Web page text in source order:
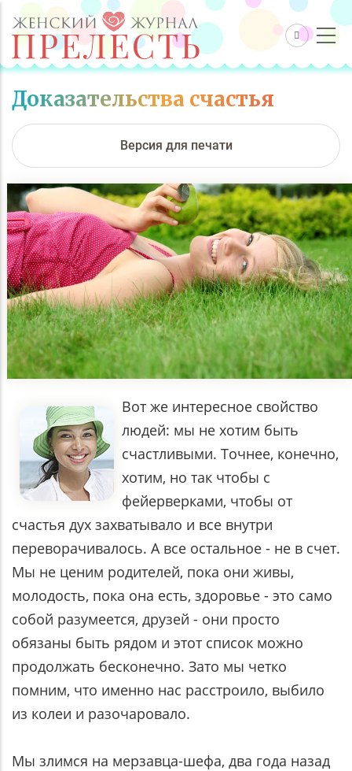
Доказательства счастья
Версия для печати
Вот же интересное свойство
людей: мы не хотим быть
счастливыми. Точнее, конечно,
хотим, но так чтобы с
фейерверками, чтобы от
счастья дух захватывало и все внутри
переворачивалось. А все остальное - не в счет.
Мы не ценим родителей, пока они живы,
молодость, пока она есть, здоровье - это само
собой разумеется, друзей - они просто
обязаны быть рядом и этот список можно
продолжать бесконечно. Зато мы четко
помним, что именно нас расстроило, выбило
из колеи и разочаровало.
Мы злимся на мерзавца-шефа, два года назад